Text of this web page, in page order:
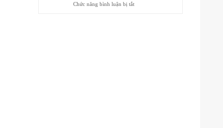
giá
Chức năng bình luận bị tắtở